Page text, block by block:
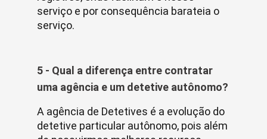
serviço e por consequência barateia o
serviço.
5 - Qual a diferença entre contratar
uma agência e um detetive autônomo?
A agência de Detetives é a evolução do
detetive particular autônomo, pois além